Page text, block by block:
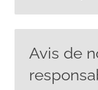
Utilisez
des
Avis de